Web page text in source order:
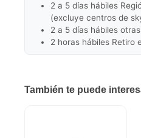
2 a 5 días hábiles
(excluye centros de
2 a 5 días hábiles
2 horas hábiles Retiro
También te puede